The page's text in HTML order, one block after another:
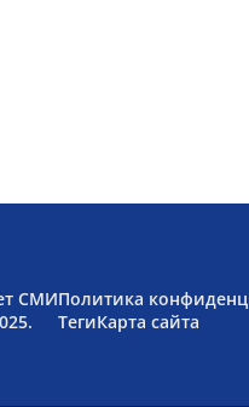
СМИПолитика
ТегиКарта сайта